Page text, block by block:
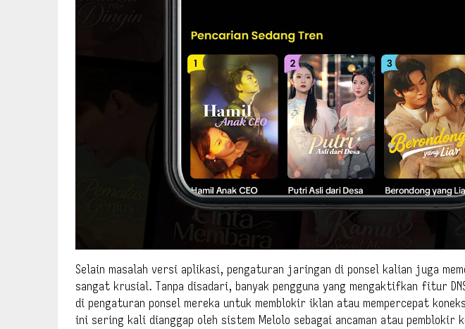
Selain masalah versi aplikasi, pengaturan jaringan di ponsel kalian juga
sangat krusial. Tanpa disadari, banyak pengguna yang mengaktifkan fitur
di pengaturan ponsel mereka untuk memblokir iklan atau mempercepat
ini sering kali dianggap oleh sistem Melolo sebagai ancaman atau pemblokir